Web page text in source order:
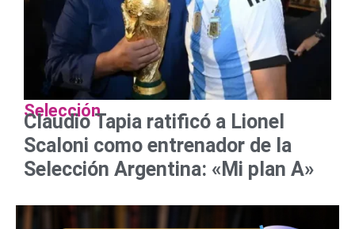
Selección
Claudio Tapia ratificó a Lionel
Scaloni como entrenador de la
Selección Argentina: «Mi plan A»